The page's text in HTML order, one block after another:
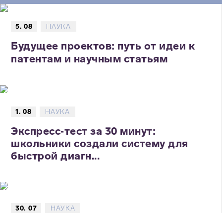
5. 08 НАУКА
Будущее проектов: путь от идеи к
патентам и научным статьям
1. 08 НАУКА
Экспресс‑тест за 30 минут:
школьники создали систему для
быстрой диагн...
30. 07 НАУКА